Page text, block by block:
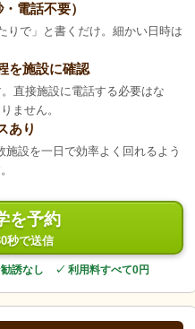
電話不要）
で」と書くだけ。細かい日時は
を施設に確認
直接施設に電話する必要はな
ません。
あり
施設を一日で効率よく回れるよう
を予約
秒で送信
誘なし ✓ 利用料すべて0円